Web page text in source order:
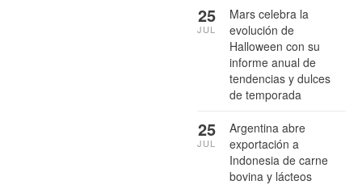
Mars celebra la
evolución de
Halloween con su
informe anual de
tendencias y dulces
de temporada
25
JUL
Argentina abre
exportación a
Indonesia de carne
bovina y lácteos
25
JUL